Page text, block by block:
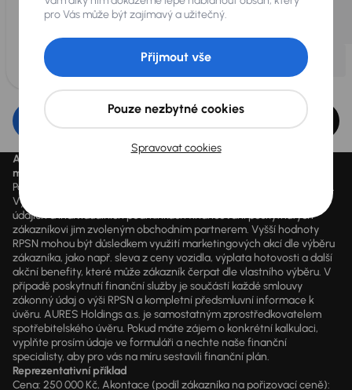
Upravit filtr
Aktuálně platné ceny jsou uvedeny na
možné využít od 14.3.2020 do odvolání.
Podmínky spotřebitelského úvěru u konkrétního vozu se mohou lišit.
Výpočet splátky je orientační a závisí na konkrétních vstupních
údajích a individuálních podmínkách financování poskytnutých
zákazníkovi jim zvoleným obchodním partnerem. Vyšší hodnoty
RPSN mohou být důsledkem využití marketingových akcí dle výběru
zákazníka, jako např. sleva z ceny vozidla, výplata hotovosti a další
akční benefity, které může zákazník čerpat dle vlastního výběru. V
případě poskytnutí finanční služby je součástí každé smlouvy
zákonný údaj o výši RPSN a kompletní předsmluvní informace k
úvěru. AURES Holdings a.s. je samostatným zprostředkovatelem
spotřebitelského úvěru. Pokud máte zájem o konkrétní kalkulaci,
vyplňte prosím údaje ve formuláři a nechte naše finanční
specialisty, aby pro vás na míru sestavili finanční plán.
Reprezentativní příklad
Cena: 250 000 Kč, Akontace (podíl zákazníka na pořizovací ceně):
pro Vás může být zajímavý a užitečný.
Spravovat cookies
Pouze nezbytné cookies
Přijmout vše